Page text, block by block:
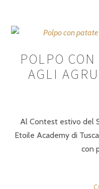
POLPO
AGLI
Al Contest estivo del
Etoile Academy di
con